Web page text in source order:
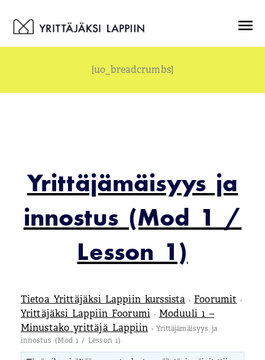
sisältöön
[uo_breadcrumbs]
Yrittäjämäisyys ja
innostus (Mod 1 /
Lesson 1)
Tietoa Yrittäjäksi Lappiin kurssista › Foorumit ›
Yrittäjäksi Lappiin Foorumi › Moduuli 1 –
Minustako yrittäjä Lappiin › Yrittäjämäisyys ja
innostus (Mod 1 / Lesson 1)